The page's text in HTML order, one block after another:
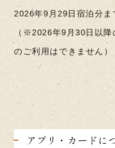
2026年9月29日宿泊分ま
（※2026年9月30日以降
のご利用はできません）
アプリ・カードに